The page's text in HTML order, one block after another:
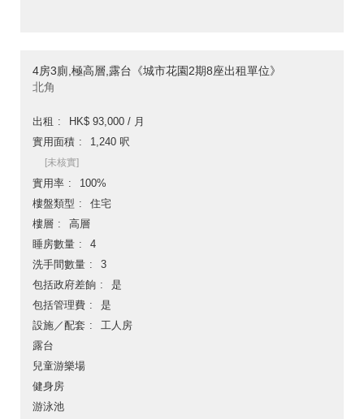
4房3廁,極高層,露台《城市花園2期8座出租單位》
北角
出租
HK$ 93,000 / 月
實用面積
1,240 呎
[未核實]
實用率
100%
樓盤類型
住宅
樓層
高層
睡房數量
4
洗手間數量
3
包括政府差餉
是
包括管理費
是
設施／配套
工人房
露台
兒童游樂場
健身房
游泳池